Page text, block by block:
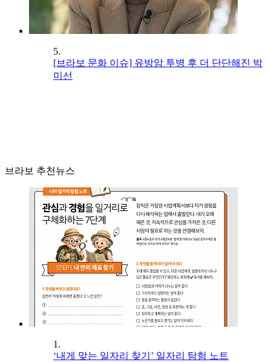
5.
[브라보 문화 이슈] 유방암 투병 후 더 단단해진 박
미선
브라보 추천뉴스
1.
‘내게 맞는 일자리 찾기’ 일자리 탐험 노트